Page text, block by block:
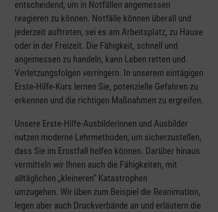
entscheidend, um in Notfällen angemessen
reagieren zu können. Notfälle können überall und
jederzeit auftreten, sei es am Arbeitsplatz, zu Hause
oder in der Freizeit. Die Fähigkeit, schnell und
angemessen zu handeln, kann Leben retten und
Verletzungsfolgen verringern. In unserem eintägigen
Erste-Hilfe-Kurs lernen Sie, potenzielle Gefahren zu
erkennen und die richtigen Maßnahmen zu ergreifen.
Unsere Erste-Hilfe-Ausbilderinnen und Ausbilder
nutzen moderne Lehrmethoden, um sicherzustellen,
dass Sie im Ernstfall helfen können. Darüber hinaus
vermitteln wir Ihnen auch die Fähigkeiten, mit
alltäglichen „kleineren” Katastrophen
umzugehen. Wir üben zum Beispiel die Reanimation,
legen aber auch Druckverbände an und erläutern die